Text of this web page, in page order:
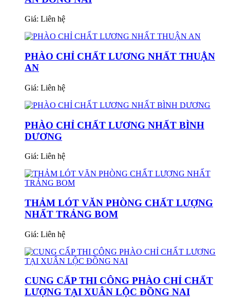
Giá: Liên hệ
PHÀO CHỈ CHẤT LƯƠNG NHẤT THUẬN
AN
Giá: Liên hệ
PHÀO CHỈ CHẤT LƯƠNG NHẤT BÌNH
DƯƠNG
Giá: Liên hệ
THẢM LÓT VĂN PHÒNG CHẤT LƯỢNG
NHẤT TRẢNG BOM
Giá: Liên hệ
CUNG CẤP THI CÔNG PHÀO CHỈ CHẤT
LƯỢNG TẠI XUÂN LỘC ĐỒNG NAI